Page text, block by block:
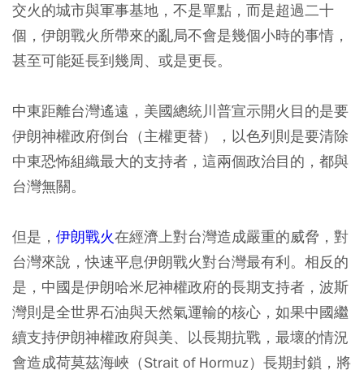
交火的城市與軍事基地，不是單點，而是超過二十
個，伊朗戰火所帶來的亂局不會是幾個小時的事情，
甚至可能延長到幾周、或是更長。
中東距離台灣遙遠，美國總統川普宣示開火目的是要
伊朗神權政府倒台（主權更替），以色列則是要清除
中東恐怖組織最大的支持者，這兩個政治目的，都與
台灣無關。
但是， 伊朗戰火在經濟上對台灣造成嚴重的威脅，對
台灣來說，快速平息伊朗戰火對台灣最有利。相反的
是，中國是伊朗哈米尼神權政府的長期支持者，波斯
灣則是全世界石油與天然氣運輸的核心，如果中國繼
續支持伊朗神權政府與美、以長期抗戰，最壞的情況
會造成荷莫茲海峽（Strait of Hormuz）長期封鎖，將